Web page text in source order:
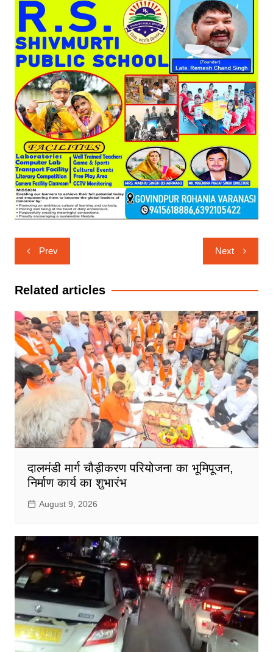
Post
navigation
Prev Next
Related articles
दालमंडी मार्ग चौड़ीकरण परियोजना का भूमिपूजन,
निर्माण कार्य का शुभारंभ
August 9, 2026